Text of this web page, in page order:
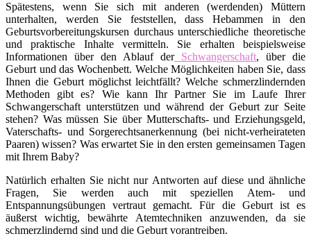
Spätestens, wenn Sie sich mit anderen (werdenden) Müttern
unterhalten, werden Sie feststellen, dass Hebammen in den
Geburtsvorbereitungskursen durchaus unterschiedliche theoretische
und praktische Inhalte vermitteln. Sie erhalten beispielsweise
Informationen über den Ablauf derSchwangerschaft, über die
Geburt und das Wochenbett. Welche Möglichkeiten haben Sie, dass
Ihnen die Geburt möglichst leichtfällt? Welche schmerzlindernden
Methoden gibt es? Wie kann Ihr Partner Sie im Laufe Ihrer
Schwangerschaft unterstützen und während der Geburt zur Seite
stehen? Was müssen Sie über Mutterschafts- und Erziehungsgeld,
Vaterschafts- und Sorgerechtsanerkennung (bei nicht-verheirateten
Paaren) wissen? Was erwartet Sie in den ersten gemeinsamen Tagen
mit Ihrem Baby?
Natürlich erhalten Sie nicht nur Antworten auf diese und ähnliche
Fragen, Sie werden auch mit speziellen Atem- und
Entspannungsübungen vertraut gemacht. Für die Geburt ist es
äußerst wichtig, bewährte Atemtechniken anzuwenden, da sie
schmerzlindernd sind und die Geburt vorantreiben.